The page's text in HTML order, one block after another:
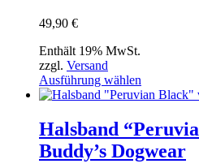
gewählt
49,90 €
Enthält 19% MwSt.
zzgl. Versand
Ausführung wählen
Produkt
mehrere
Varianten
auf.
Halsband
Buddy’s Dogwear